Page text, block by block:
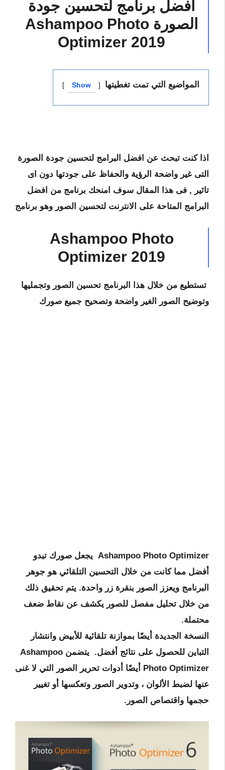
افضل برنامج لتحسين جودة
الصورة Ashampoo Photo
Optimizer 2019
المواضيع التي تمت تغطيتها Show
اذا كنت تبحث عن افضل البرامج لتحسين جودة الصورة
التى غير واضحة الرؤية والحفاظ على جودتها دون اى
تاثير , فى هذا المقال سوف امنحك برنامج من افضل
البرامج المتاحة على الانترنت لتحسين الصور وهو برنامج
Ashampoo Photo
Optimizer 2019
تستطيع من خلال هذا البرنامج تحسين الصور وتجمليها
وتوضيح الصور الغير واضحة وتصحيح جميع صورك
Ashampoo Photo Optimizer يجعل صورك تبدو
أفضل مما كانت من خلال التحسين التلقائي هو جوهر
البرنامج ويعزز الصور بنقرة زر واحدة. يتم تحقيق ذلك
من خلال تحليل مفصل للصور يكشف عن نقاط ضعف
محتملة.
النسخة الجديدة أيضًا بموازنة تلقائية للأبيض وانتشار
التباين للحصول على نتائج أفضل. يتضمن Ashampoo
Photo Optimizer أيضًا أدوات تحرير الصور التي لا غنى
عنها لضبط الألوان ، وتدوير الصور وتعكسها أو تغيير
حجمها واقتصاص الصور.